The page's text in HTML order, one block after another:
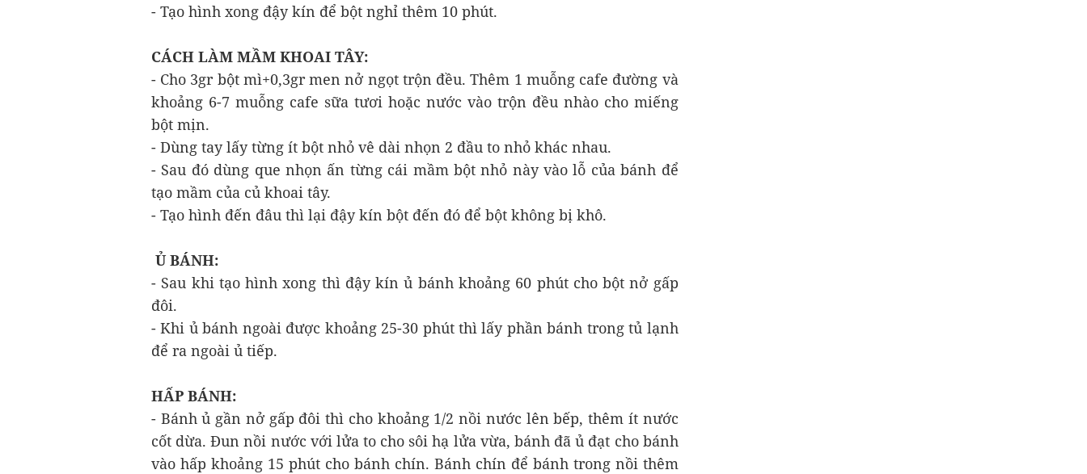
- Tạo hình xong đậy kín để bột nghỉ thêm 10 phút.
CÁCH LÀM MẦM KHOAI TÂY:
- Cho 3gr bột mì+0,3gr men nở ngọt trộn đều. Thêm 1 muỗng cafe đường và
khoảng 6-7 muỗng cafe sữa tươi hoặc nước vào trộn đều nhào cho miếng
bột mịn.
- Dùng tay lấy từng ít bột nhỏ vê dài nhọn 2 đầu to nhỏ khác nhau.
- Sau đó dùng que nhọn ấn từng cái mầm bột nhỏ này vào lỗ của bánh để
tạo mầm của củ khoai tây.
- Tạo hình đến đâu thì lại đậy kín bột đến đó để bột không bị khô.
Ủ BÁNH:
- Sau khi tạo hình xong thì đậy kín ủ bánh khoảng 60 phút cho bột nở gấp
đôi.
- Khi ủ bánh ngoài được khoảng 25-30 phút thì lấy phần bánh trong tủ lạnh
để ra ngoài ủ tiếp.
HẤP BÁNH:
- Bánh ủ gần nở gấp đôi thì cho khoảng 1/2 nồi nước lên bếp, thêm ít nước
cốt dừa. Đun nồi nước với lửa to cho sôi hạ lửa vừa, bánh đã ủ đạt cho bánh
vào hấp khoảng 15 phút cho bánh chín. Bánh chín để bánh trong nồi thêm